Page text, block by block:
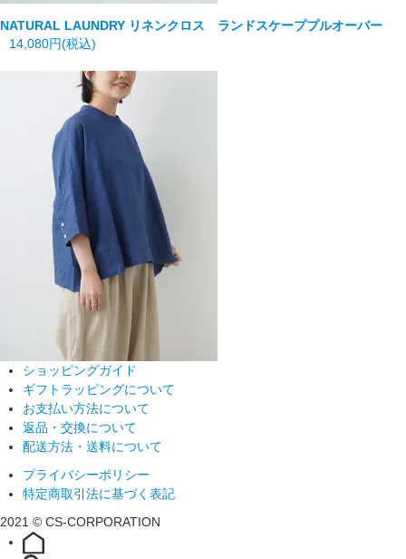
NATURAL LAUNDRY リネンクロス ランドスケーププルオーバー
14,080円(税込)
ショッピングガイド
ギフトラッピングについて
お支払い方法について
返品・交換について
配送方法・送料について
プライバシーポリシー
特定商取引法に基づく表記
2021 © CS-CORPORATION